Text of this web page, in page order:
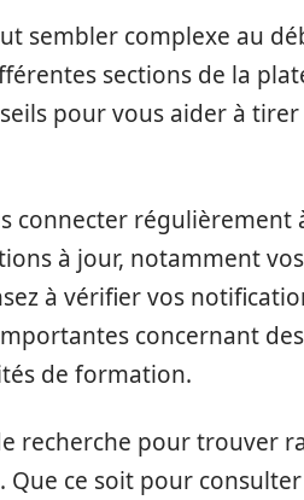
sembler complexe au
sections de la
pour vous aider à
connecter régulièrement
à jour, notamment
à vérifier vos
concernant
de formation.
recherche pour trouver
ce soit pour